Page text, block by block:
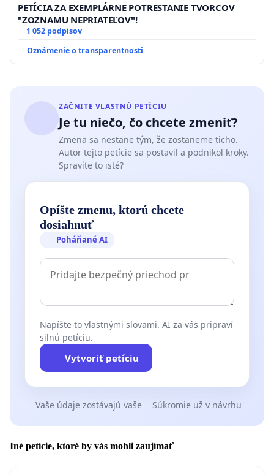
PETÍCIA ZA EXEMPLÁRNE POTRESTANIE TVORCOV
"ZOZNAMU NEPRIATEĽOV"!
1 052 podpisov
Oznámenie o transparentnosti
ZAČNITE VLASTNÚ PETÍCIU
Je tu niečo, čo chcete zmeniť?
Zmena sa nestane tým, že zostaneme ticho.
Autor tejto petície sa postavil a podnikol kroky.
Spravíte to isté?
Opíšte zmenu, ktorú chcete
dosiahnuť
Poháňané AI
Napíšte to vlastnými slovami. AI za vás pripraví
silnú petíciu.
Vytvoriť petíciu
Vaše údaje zostávajú vaše Súkromie už v návrhu
Iné petície, ktoré by vás mohli zaujímať